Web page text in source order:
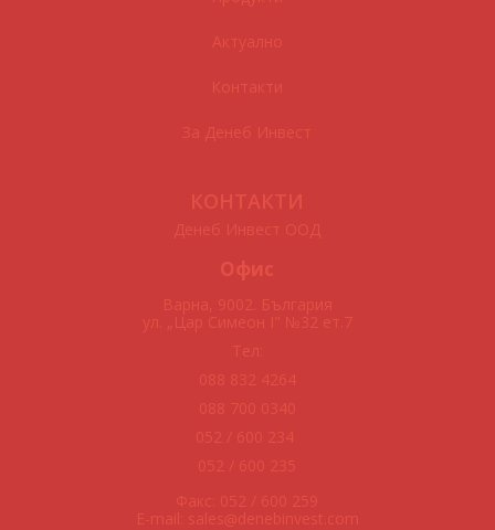
Актуално
Контакти
За Денеб Инвест
КОНТАКТИ
Денеб Инвест ООД
Офис
Варна, 9002. България
ул. „Цар Симеон I" №32 ет.7
Тел:
088 832 4264
088 700 0340
052 / 600 234
052 / 600 235
Факс: 052 / 600 259
E-mail: sales
denebinvest.com